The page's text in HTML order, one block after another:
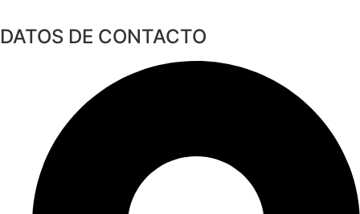
DATOS DE CONTACTO